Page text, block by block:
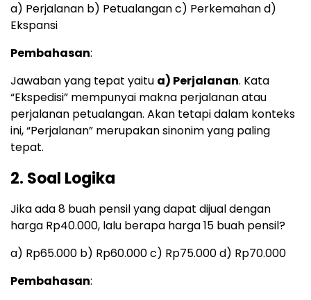
a) Perjalanan b) Petualangan c) Perkemahan d)
Ekspansi
Pembahasan:
Jawaban yang tepat yaitu a) Perjalanan. Kata
“Ekspedisi” mempunyai makna perjalanan atau
perjalanan petualangan. Akan tetapi dalam konteks
ini, “Perjalanan” merupakan sinonim yang paling
tepat.
2. Soal Logika
Jika ada 8 buah pensil yang dapat dijual dengan
harga Rp40.000, lalu berapa harga 15 buah pensil?
a) Rp65.000 b) Rp60.000 c) Rp75.000 d) Rp70.000
Pembahasan: